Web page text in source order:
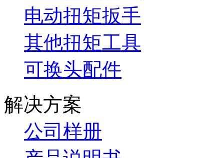
电动扭矩扳手
其他扭矩工具
可换头配件
解决方案
公司样册